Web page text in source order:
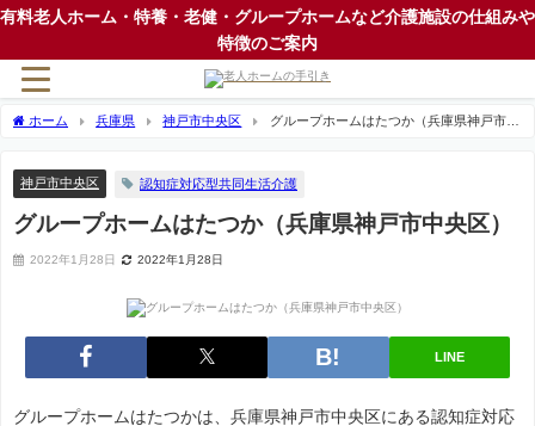
有料老人ホーム・特養・老健・グループホームなど介護施設の仕組みや
特徴のご案内
ホーム 兵庫県 神戸市中央区
グループホームはたつか（兵庫県神戸市中
神戸市中央区 認知症対応型共同生活介護
グループホームはたつか（兵庫県神戸市中央区）
2022年1月28日 2022年1月28日
LINE
グループホームはたつかは、兵庫県神戸市中央区にある認知症対応